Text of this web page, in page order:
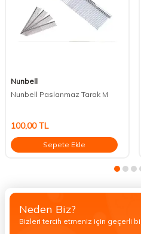
Nunbell
Nunbell Paslanmaz Tarak M
100,00TL
Sepete Ekle
Neden Biz?
Bizleri tercih etmeniz için geçerli